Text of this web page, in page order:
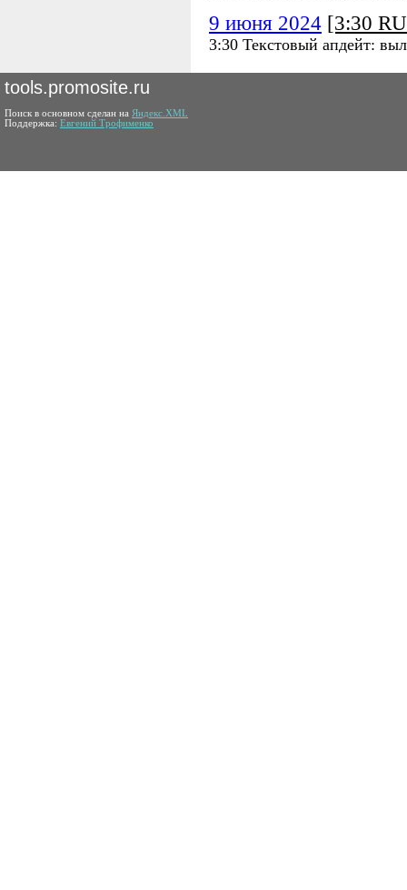
9 июня 2024 [3:30
3:30 Текстовый апдейт:
tools.promosite.ru
Поиск в основном сделан на Яндекс.XML
Поддержка: Евгений Трофименко